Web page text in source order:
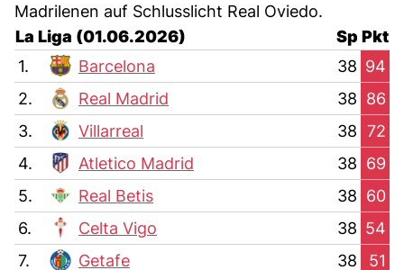
Madrilenen auf Schlusslicht Real Oviedo.
La Liga (01.06.2026)
Sp Pkt
1.
Barcelona 38 94
2.
Real Madrid 38 86
3.
Villarreal 38 72
4.
Atletico Madrid 38 69
5.
Real Betis 38 60
6.
Celta Vigo 38 54
7.
Getafe 38
51